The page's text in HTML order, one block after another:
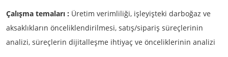
Çalışma temaları : Üretim verimliliği, işleyişteki darboğaz ve
aksaklıkların önceliklendirilmesi, satış/sipariş süreçlerinin
analizi, süreçlerin dijitalleşme ihtiyaç ve önceliklerinin analizi